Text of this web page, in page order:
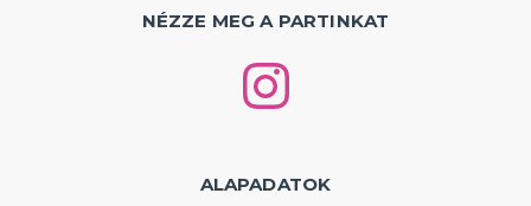
NÉZZE MEG A PARTINKAT
ALAPADATOK